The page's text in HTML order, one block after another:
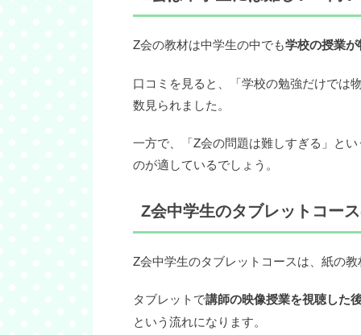
Z会の教材は中学生の中でも学校の授業
口コミを見ると、「学校の勉強だけでは
数見られました。
一方で、「Z会の問題は難しすぎる」と
のが適しているでしょう。
Z会中学生のタブレットコー
Z会中学生のタブレットコースは、紙の
タブレットで講師の映像授業を視聴した
という流れになります。